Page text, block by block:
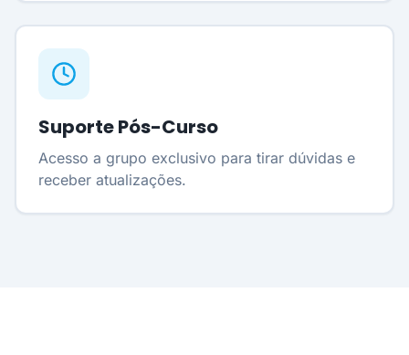
Suporte Pós-Curso
Acesso a grupo exclusivo para tirar dúvidas e
receber atualizações.